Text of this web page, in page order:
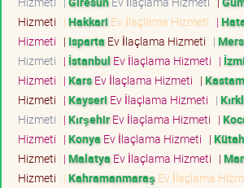
Hizmeti | Hakkari Ev İlaçlama Hizmeti |
Hizmeti | Isparta Ev İlaçlama Hizmeti |
Hizmeti | İstanbul Ev İlaçlama Hizmeti |
Hizmeti | KarsEv İlaçlama Hizmeti |
Hizmeti | Kayseri Ev İlaçlama Hizmeti |
Hizmeti | KırşehirEv İlaçlama Hizmeti |
Hizmeti | Konya Ev İlaçlama Hizmeti |
Hizmeti | Malatya Ev İlaçlama Hizmeti |
Hizmeti | Kahramanmaraş Ev İlaçlama